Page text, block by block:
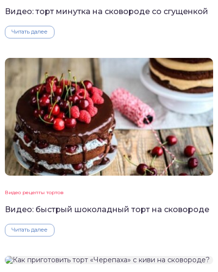
Видео: торт минутка на сковороде со сгущенкой
Читать далее
Видео рецепты тортов
Видео: быстрый шоколадный торт на сковороде
Читать далее